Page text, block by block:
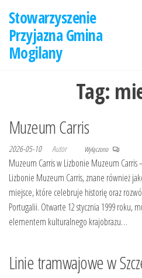
treści
Stowarzyszenie
Przyjazna Gmina
Mogilany
Tag:
Muzeum Carris
2026-05-10 Autor Wyłączono
Muzeum Carris w Lizbonie Muzeum
Lizbonie Muzeum Carris, znane również
miejsce, które celebruje historię oraz
Portugalii. Otwarte 12 stycznia 1999 roku,
elementem kulturalnego krajobrazu…
Linie tramwajowe w